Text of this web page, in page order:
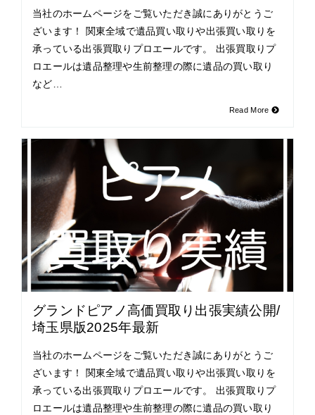
当社のホームページをご覧いただき誠にありがとうご
ざいます！ 関東全域で遺品買い取りや出張買い取りを
承っている出張買取りプロエールです。 出張買取りプ
ロエールは遺品整理や生前整理の際に遺品の買い取り
など…
Read More
グランドピアノ高価買取り出張実績公開/
埼玉県版2025年最新
当社のホームページをご覧いただき誠にありがとうご
ざいます！ 関東全域で遺品買い取りや出張買い取りを
承っている出張買取りプロエールです。 出張買取りプ
ロエールは遺品整理や生前整理の際に遺品の買い取り